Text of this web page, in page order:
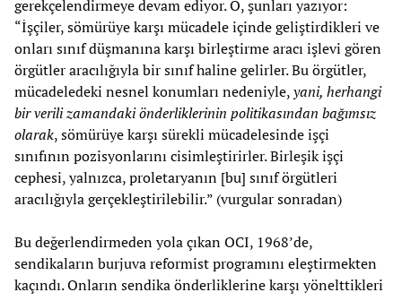
gerekçelendirmeye devam ediyor. O, şunları yazıyor:
“İşçiler, sömürüye karşı mücadele içinde geliştirdikleri ve
onları sınıf düşmanına karşı birleştirme aracı işlevi gören
örgütler aracılığıyla bir sınıf haline gelirler. Bu örgütler,
mücadeledeki nesnel konumları nedeniyle,yani, herhangi
bir verili zamandaki önderliklerinin politikasından bağımsız
olarak, sömürüye karşı sürekli mücadelesinde işçi
sınıfının pozisyonlarını cisimleştirirler. Birleşik işçi
cephesi, yalnızca, proletaryanın [bu] sınıf örgütleri
aracılığıyla gerçekleştirilebilir.” (vurgular sonradan)
Bu değerlendirmeden yola çıkan OCI, 1968’de,
sendikaların burjuva reformist programını eleştirmekten
kaçındı. Onların sendika önderliklerine karşı yönelttikleri